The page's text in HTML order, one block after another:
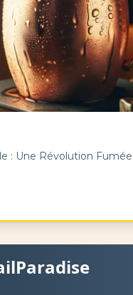
: Une Révolution